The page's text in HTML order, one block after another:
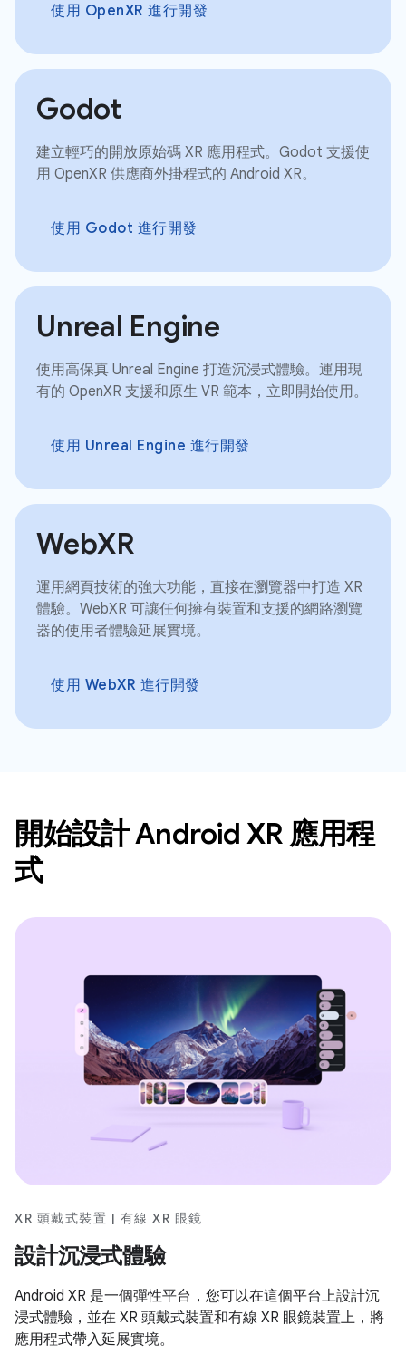
使用 OpenXR 進行開發
Godot
建立輕巧的開放原始碼 XR 應用程式。Godot 支援使
用 OpenXR 供應商外掛程式的 Android XR。
使用 Godot 進行開發
Unreal Engine
使用高保真 Unreal Engine 打造沉浸式體驗。運用現
有的 OpenXR 支援和原生 VR 範本，立即開始使用。
使用 Unreal Engine 進行開發
WebXR
運用網頁技術的強大功能，直接在瀏覽器中打造 XR
體驗。WebXR 可讓任何擁有裝置和支援的網路瀏覽
器的使用者體驗延展實境。
使用 WebXR 進行開發
開始設計 Android XR 應用程
式
XR 頭戴式裝置 | 有線 XR 眼鏡
設計沉浸式體驗
Android XR 是一個彈性平台，您可以在這個平台上設計沉
浸式體驗，並在 XR 頭戴式裝置和有線 XR 眼鏡裝置上，將
應用程式帶入延展實境。